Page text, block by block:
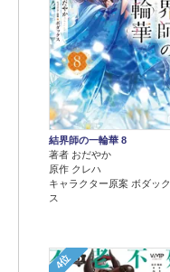
結界師の一輪華 8
著者 おだやか
原作 クレハ
キャラクター原案 ボダック
ス
4位